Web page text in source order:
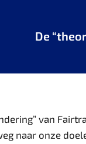
De
van
naar onze